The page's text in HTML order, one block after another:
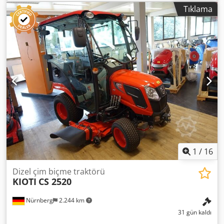
EMAILS! ##### COLLECTION BY APPOINTMENT ONLY!
#####
Tıklama
1 / 16
Nürnberg 2.244 km
Dizel çim biçme traktörü
KIOTI CS 2520
31 gün kaldı